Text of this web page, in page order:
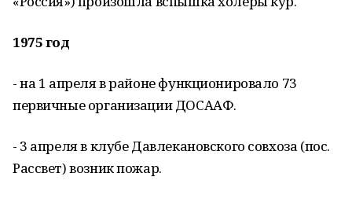
1975 год
- на 1 апреля в районе функционировало 73
первичные организации ДОСААФ.
- 3 апреля в клубе Давлекановского совхоза (пос.
Рассвет) возник пожар.